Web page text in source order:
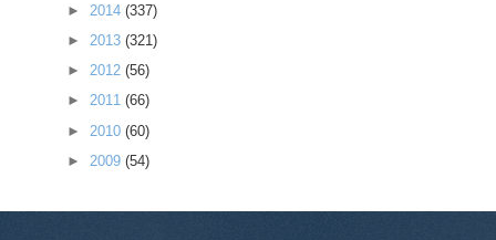
► 2014 (337)
► 2013 (321)
► 2012 (56)
► 2011 (66)
► 2010 (60)
► 2009 (54)